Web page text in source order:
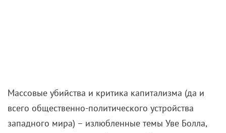
Массовые убийства и критика капитализма (да и
всего общественно-политического устройства
западного мира) – излюбленные темы Уве Болла,